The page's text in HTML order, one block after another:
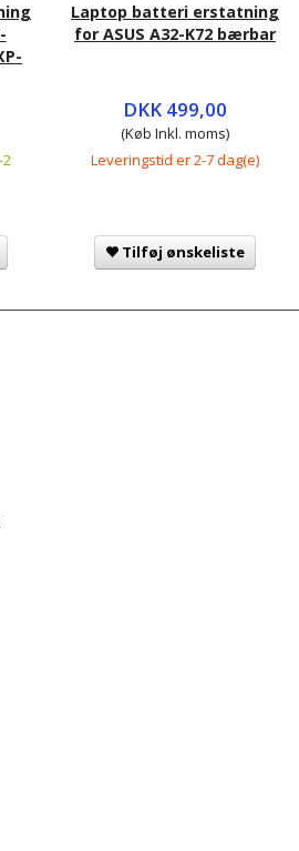
Laptop batteri erstatning
for ASUS A32-K72 bærbar
DKK 499,00
(Køb Inkl. moms)
Leveringstid er 2-7 dag(e)
Tilføj ønskeliste